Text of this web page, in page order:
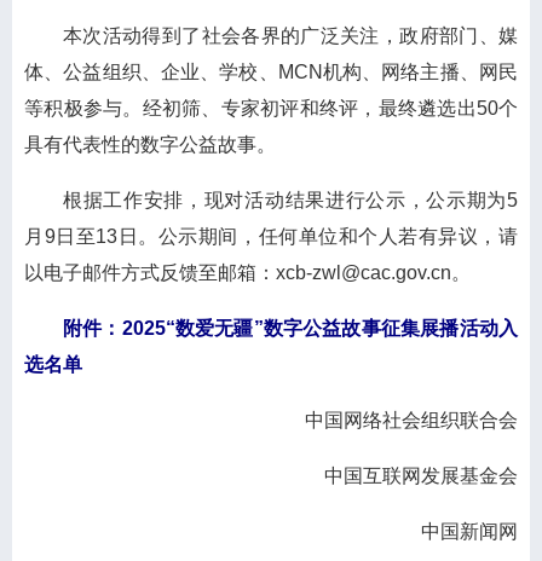
本次活动得到了社会各界的广泛关注，政府部门、媒
体、公益组织、企业、学校、MCN机构、网络主播、网民
等积极参与。经初筛、专家初评和终评，最终遴选出50个
具有代表性的数字公益故事。
根据工作安排，现对活动结果进行公示，公示期为5
月9日至13日。公示期间，任何单位和个人若有异议，请
以电子邮件方式反馈至邮箱：xcb-zwl@cac.gov.cn。
附件： 2025“数爱无疆”数字公益故事征集展播活动入
选名单
中国网络社会组织联合会
中国互联网发展基金会
中国新闻网